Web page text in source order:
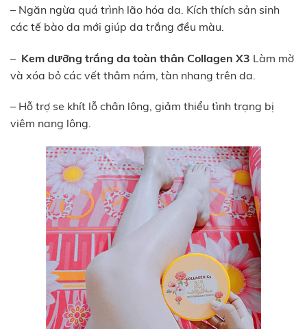
– Ngăn ngừa quá trình lão hóa da. Kích thích sản sinh
các tế bào da mới giúp da trắng đều màu.
– Kem dưỡng trắng da toàn thân Collagen X3 Làm mờ
và xóa bỏ các vết thâm nám, tàn nhang trên da.
– Hỗ trợ se khít lỗ chân lông, giảm thiểu tình trạng bị
viêm nang lông.